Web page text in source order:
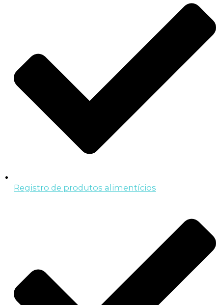
Registro de produtos alimentícios